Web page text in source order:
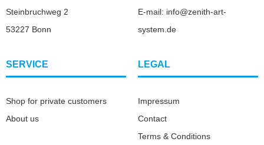
Steinbruchweg 2
53227 Bonn
E-mail: info@zenith-art-
system.de
SERVICE
Shop for private customers
About us
LEGAL
Impressum
Contact
Terms & Conditions